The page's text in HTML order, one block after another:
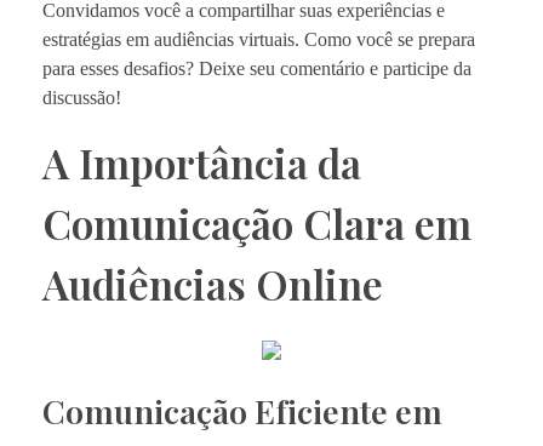
Convidamos você a compartilhar suas experiências e
estratégias em audiências virtuais. Como você se prepara
para esses desafios? Deixe seu comentário e participe da
discussão!
A Importância da
Comunicação Clara em
Audiências Online
Comunicação Eficiente em